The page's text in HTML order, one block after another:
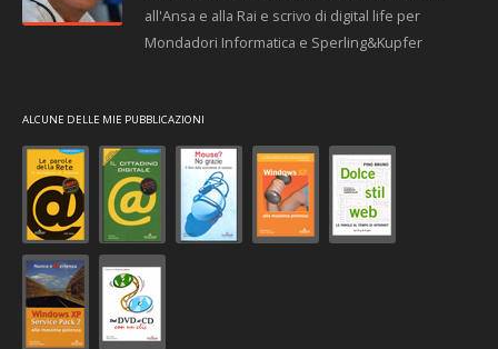
all'Ansa e alla Rai e scrivo di digital life per
Mondadori Informatica e Sperling&Kupfer
ALCUNE DELLE MIE PUBBLICAZIONI